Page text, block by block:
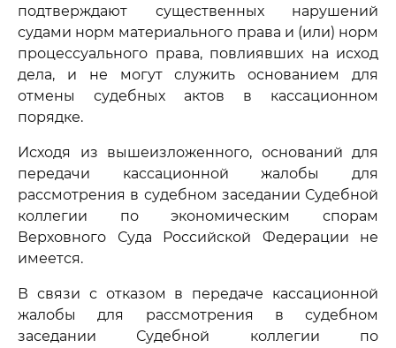
подтверждают существенных нарушений
судами норм материального права и (или) норм
процессуального права, повлиявших на исход
дела, и не могут служить основанием для
отмены судебных актов в кассационном
порядке.
Исходя из вышеизложенного, оснований для
передачи кассационной жалобы для
рассмотрения в судебном заседании Судебной
коллегии по экономическим спорам
Верховного Суда Российской Федерации не
имеется.
В связи с отказом в передаче кассационной
жалобы для рассмотрения в судебном
заседании Судебной коллегии по